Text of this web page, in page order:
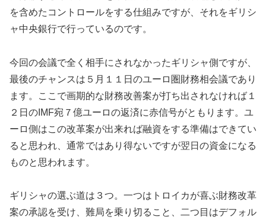
を含めたコントロールをする仕組みですが、それをギリシ
ャ中央銀行で行っているのです。
今回の会議で全く相手にされなかったギリシャ側ですが、
最後のチャンスは５月１１日のユーロ圏財務相会議であり
ます。ここで画期的な財務改善案が打ち出されなければ１
２日のIMF宛７億ユーロの返済に赤信号がともります。ユ
ーロ側はこの改革案が出来れば融資をする準備はできてい
ると思われ、通常ではあり得ないですが翌日の資金になる
ものと思われます。
ギリシャの選ぶ道は３つ。一つはトロイカが喜ぶ財務改革
案の承認を受け、難局を乗り切ること、二つ目はデフォル